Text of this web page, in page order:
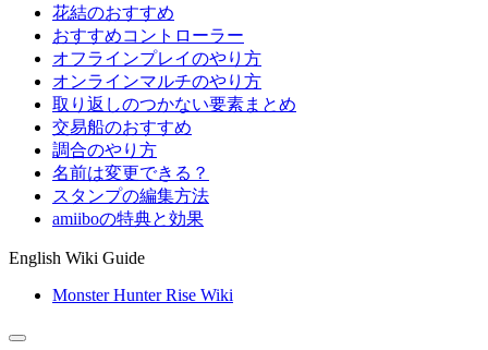
花結のおすすめ
おすすめコントローラー
オフラインプレイのやり方
オンラインマルチのやり方
取り返しのつかない要素まとめ
交易船のおすすめ
調合のやり方
名前は変更できる？
スタンプの編集方法
amiiboの特典と効果
English Wiki Guide
Monster Hunter Rise Wiki